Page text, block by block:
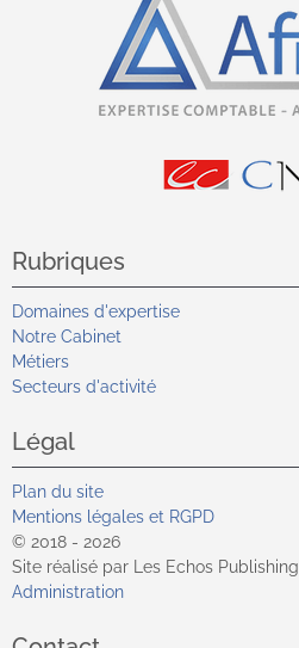
Rubriques
Domaines d'expertise
Notre Cabinet
Métiers
Secteurs d'activité
Légal
Plan du site
Mentions légales et RGPD
© 2018 - 2026
Site réalisé par Les Echos Publishing
Administration